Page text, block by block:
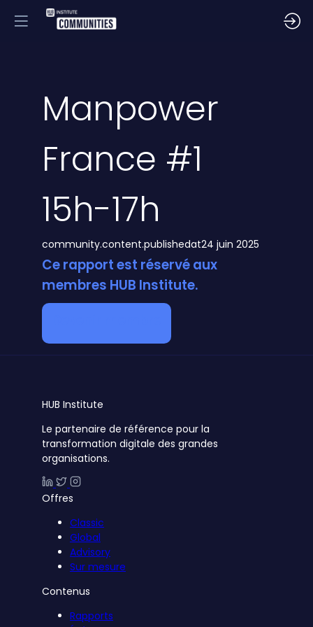
Manpower
France #1
15h-17h
community.content.publishedat24 juin 2025
Ce rapport est réservé aux
membres HUB Institute.
HUB Institute
Le partenaire de référence pour la
transformation digitale des grandes
organisations.
Offres
Classic
Global
Advisory
Sur mesure
Contenus
Rapports